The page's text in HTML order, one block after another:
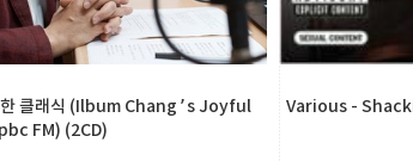
한 클래식 (Ilbum Chang’s Joyful
FM) (2CD)
Various -